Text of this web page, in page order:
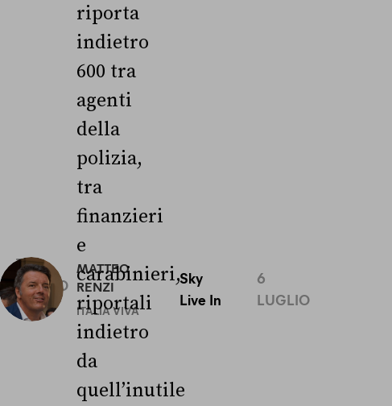
30
LUGLIO
MATTEO
RENZI
ITALIA VIVA
riporta
indietro
600 tra
agenti
della
polizia,
tra
finanzieri
e
carabinieri,
riportali
indietro
da
quell’inutile
Sky
Live In
6
LUGLIO